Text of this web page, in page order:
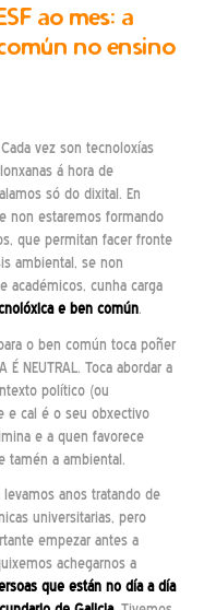
ao mes: a
no ensino
vez son tecnoloxías
á hora de
só do dixital. En
non estaremos formando
que permitan facer fronte
ambiental, se non
académicos, cunha carga
e ben común.
o ben común toca poñer
NEUTRAL. Toca abordar a
político (ou
e cal é o seu obxectivo
e a quen favorece
tamén a ambiental.
levamos anos tratando de
universitarias, pero
empezar antes a
achegarnos a
que están no día a día